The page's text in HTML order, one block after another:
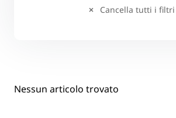
Cancella tutti i filtri
Nessun articolo trovato